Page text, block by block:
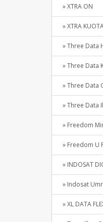
» XTRA ON
» XTRA
» Three Data
» Three Data
» Three Data
» Three Data
» Freedom
» Freedom U
» INDOSAT
» Indosat
» XL DATA